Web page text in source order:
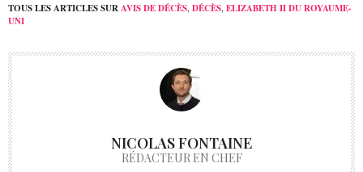
TOUS LES ARTICLES SURAVIS DE DÉCÈS, DÉCÈS, ELIZABETH II DU ROYAUME-
UNI
NICOLAS FONTAINE
RÉDACTEUR EN CHEF